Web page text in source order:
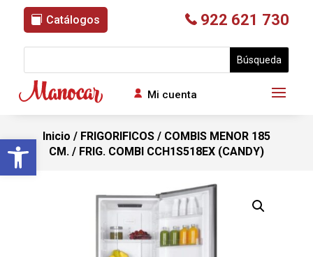
Abrir barra de herramientas
Catálogos 922 621 730
Mi cuenta
Inicio / FRIGORIFICOS/ COMBIS MENOR 185
CM./ FRIG. COMBI CCH1S518EX (CANDY)